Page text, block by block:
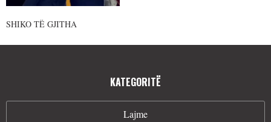
SHIKO TË GJITHA
KATEGORITË
Lajme